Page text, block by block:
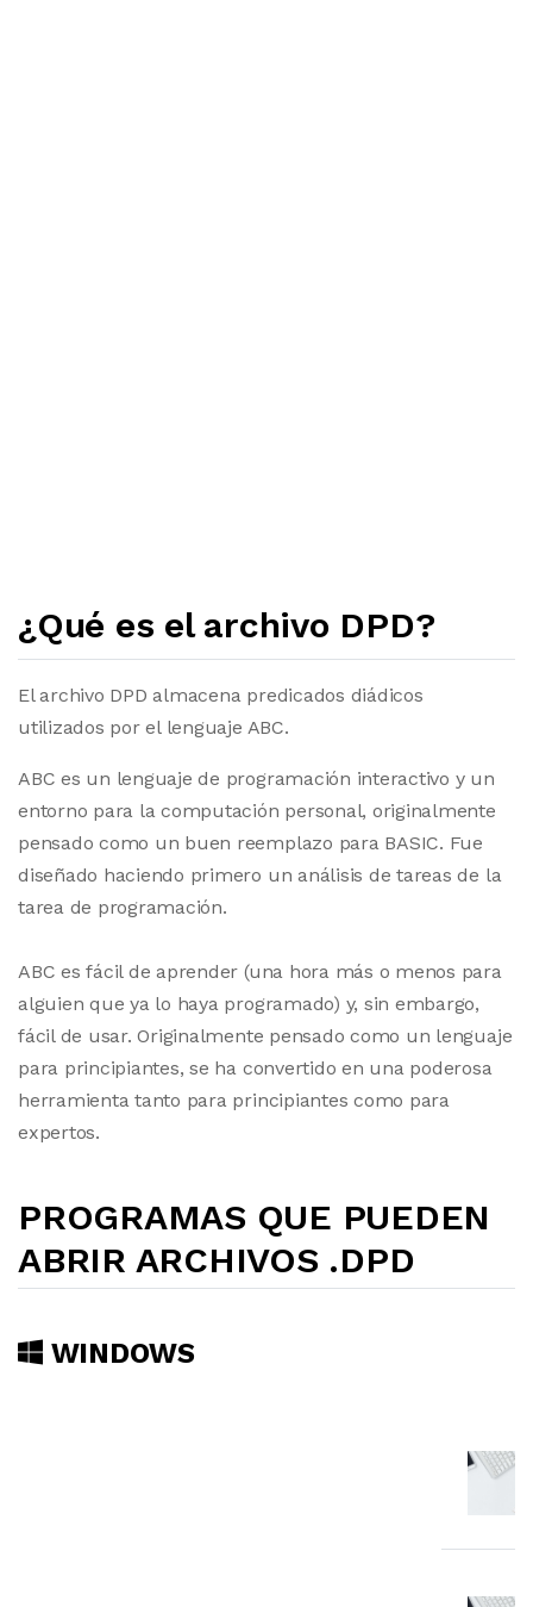
¿Qué es el archivo DPD?
El archivo DPD almacena predicados diádicos
utilizados por el lenguaje ABC.
ABC es un lenguaje de programación interactivo y un
entorno para la computación personal, originalmente
pensado como un buen reemplazo para BASIC. Fue
diseñado haciendo primero un análisis de tareas de la
tarea de programación.
ABC es fácil de aprender (una hora más o menos para
alguien que ya lo haya programado) y, sin embargo,
fácil de usar. Originalmente pensado como un lenguaje
para principiantes, se ha convertido en una poderosa
herramienta tanto para principiantes como para
expertos.
PROGRAMAS QUE PUEDEN
ABRIR ARCHIVOS .DPD
WINDOWS